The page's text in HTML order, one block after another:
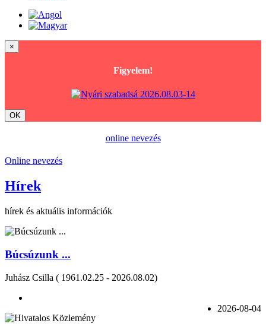
×
Figyelem!
OK
online nevezés
Online nevezés
Hírek
hírek és aktuális információk
Búcsúzunk ...
Juhász Csilla ( 1961.02.25 - 2026.08.02)
2026-08-04